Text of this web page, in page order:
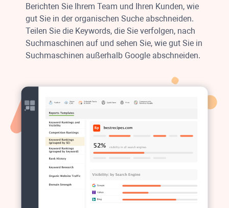
Berichten Sie Ihrem Team und Ihren Kunden, wie
gut Sie in der organischen Suche abschneiden.
Teilen Sie die Keywords, die Sie verfolgen, nach
Suchmaschinen auf und sehen Sie, wie gut Sie in
Suchmaschinen außerhalb Google abschneiden.